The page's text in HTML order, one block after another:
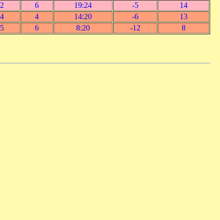
2 6 19:24 -5
14
4 4 14:20 -6
13
5 6 8:20 -12 8